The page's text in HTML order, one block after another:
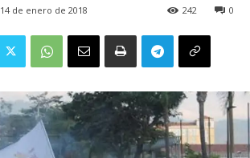
14 de enero de 2018 0
242